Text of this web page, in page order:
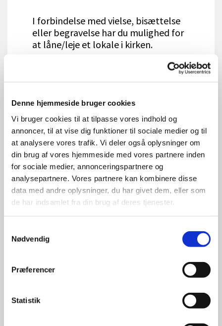
Denne hjemmeside bruger cookies
Vi bruger cookies til at tilpasse vores indhold og
annoncer, til at vise dig funktioner til sociale medier og til
at analysere vores trafik. Vi deler også oplysninger om
din brug af vores hjemmeside med vores partnere inden
for sociale medier, annonceringspartnere og
analysepartnere. Vores partnere kan kombinere disse
data med andre oplysninger, du har givet dem, eller som
de har indsamlet fra din brug af deres tjenester.
Nødvendig
Præferencer
Statistik
I forbindelse med vielse, bisættelse
eller begravelse har du mulighed for
at låne/leje et lokale i kirken.
Kontakt kirkekontoretpå telefon 4810 5815
Reglement for
Engholmkirken.